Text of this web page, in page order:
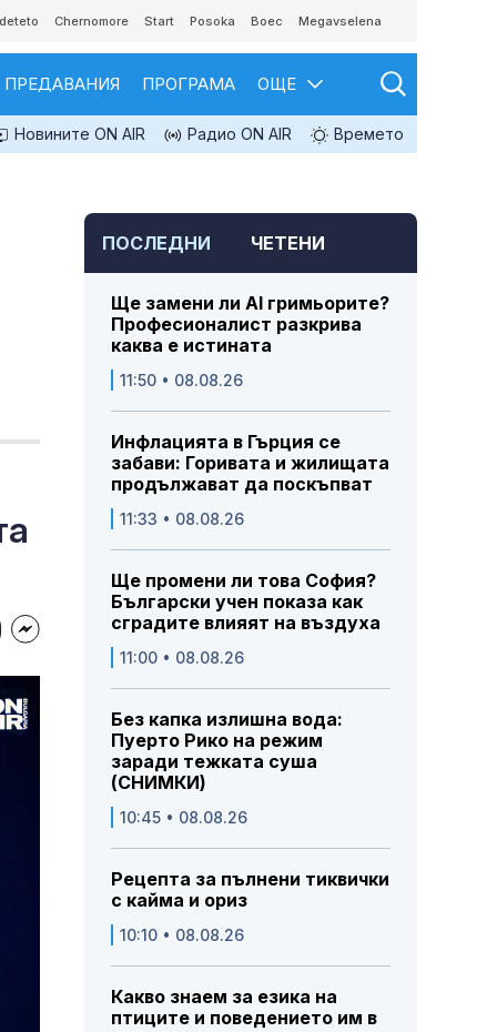
Chernomore Start Posoka Boec Megavselena
ПРЕДАВАНИЯ ПРОГРАМА ОЩЕ
Новините ON AIR Радио ON AIR Времето
ПОСЛЕДНИ ЧЕТЕНИ
Ще замени ли AI гримьорите?
Професионалист разкрива
каква е истината
11:50 • 08.08.26
Инфлацията в Гърция се
забави: Горивата и жилищата
продължават да поскъпват
11:33 • 08.08.26
Ще промени ли това София?
Български учен показа как
сградите влияят на въздуха
11:00 • 08.08.26
Без капка излишна вода:
Пуерто Рико на режим
заради тежката суша
(СНИМКИ)
10:45 • 08.08.26
Рецепта за пълнени тиквички
с кайма и ориз
10:10 • 08.08.26
Какво знаем за езика на
птиците и поведението им в